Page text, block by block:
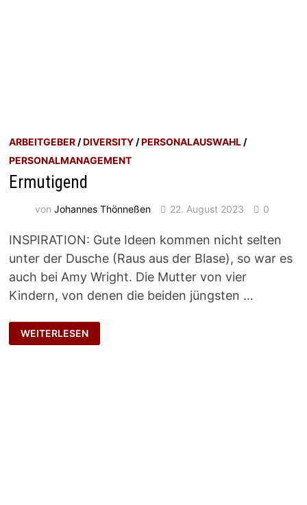
ARBEITGEBER /DIVERSITY /PERSONALAUSWAHL /
PERSONALMANAGEMENT
Ermutigend
vonJohannes Thönneßen 22. August 2023 0
INSPIRATION: Gute Ideen kommen nicht selten
unter der Dusche (Raus aus der Blase), so war es
auch bei Amy Wright. Die Mutter von vier
Kindern, von denen die beiden jüngsten …
ERMUTIGEND
WEITERLESEN